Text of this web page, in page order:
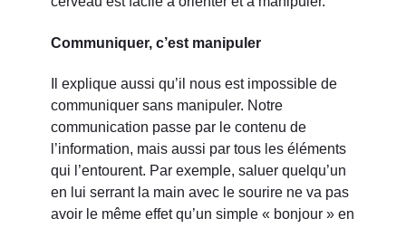
Communiquer, c’est manipuler
Il explique aussi qu’il nous est impossible de
communiquer sans manipuler. Notre
communication passe par le contenu de
l’information, mais aussi par tous les éléments
qui l’entourent. Par exemple, saluer quelqu’un
en lui serrant la main avec le sourire ne va pas
avoir le même effet qu’un simple « bonjour » en